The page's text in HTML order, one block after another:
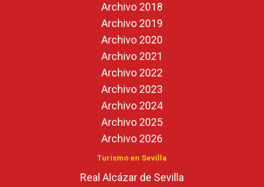
Archivo 2018
Archivo 2019
Archivo 2020
Archivo 2021
Archivo 2022
Archivo 2023
Archivo 2024
Archivo 2025
Archivo 2026
Turismo en Sevilla
Real Alcázar de Sevilla